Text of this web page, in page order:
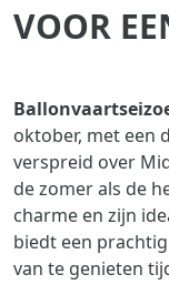
VOOR
oktober, met een
verspreid over
de zomer als de
charme en zijn
biedt een
van te genieten